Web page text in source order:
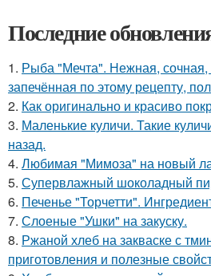
Последние
1. Рыба "Мечта". Нежная, сочная,
запечённая по этому рецепту,
2. Как оригинально и красиво
3. Маленькие куличи. Такие
назад.
4. Любимая "Мимоза" на новый
5. Супервлажный шоколадный
6. Печенье "Торчетти".
7. Слоеные "Ушки" на закуску.
8. Ржаной хлеб на закваске с
приготовления и полезные